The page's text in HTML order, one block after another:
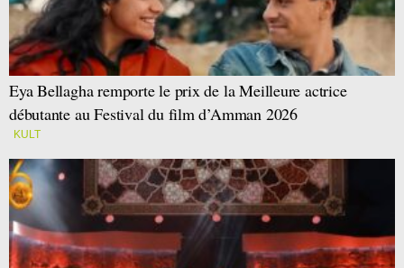
Eya Bellagha remporte le prix de la Meilleure actrice
débutante au Festival du film d’Amman 2026
KULT